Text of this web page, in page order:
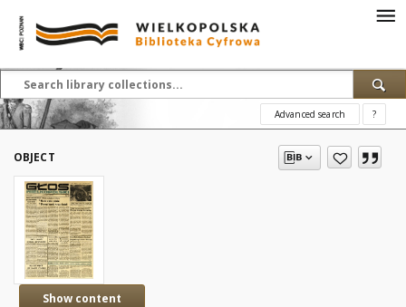
Advanced search ?
OBJECT
Show content